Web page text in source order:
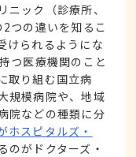
ック（診療所、
つの違いを知るこ
けられるようにな
つ医療機関のこと
取り組む国立病
規模病院や、地域
院などの種類に分
ホスピタルズ・
のがドクターズ・